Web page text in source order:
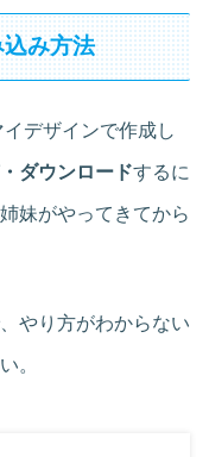
み方法
デザインで作成し
ダウンロードするに
妹がやってきてから
やり方がわからない
。